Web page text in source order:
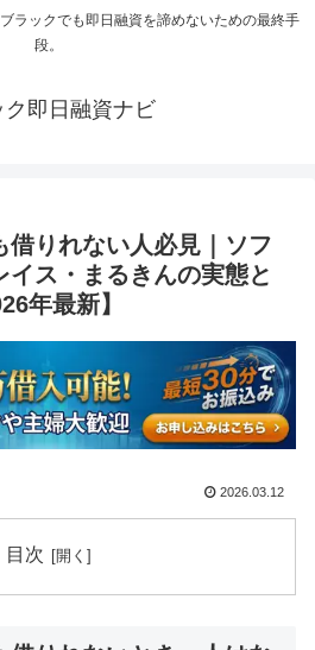
ラックでも即日融資を諦めないための最終手
段。
ク即日融資ナビ
借りれない人必見｜ソフ
イス・まるきんの実態と
年最新】
2026.03.12
目次